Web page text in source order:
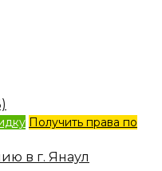
Получить права по
в г. Янаул